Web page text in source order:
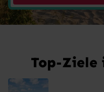
Top-Ziele